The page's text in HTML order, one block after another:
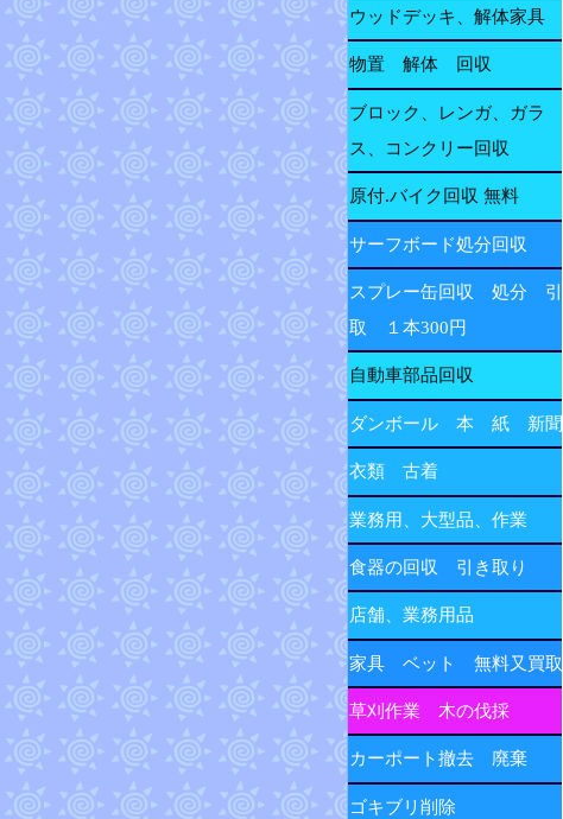
ウッドデッキ、解体家具
物置 解体 回収
ブロック、レンガ、ガラ
ス、コンクリー回収
原付.バイク回収 無料
サーフボード処分回収
スプレー缶回収 処分 引
取 １本300円
自動車部品回収
ダンボール 本 紙 新聞
衣類 古着
業務用、大型品、作業
食器の回収 引き取り
店舗、業務用品
家具 ベット 無料又買取
草刈作業 木の伐採
カーポート撤去 廃棄
ゴキブリ削除